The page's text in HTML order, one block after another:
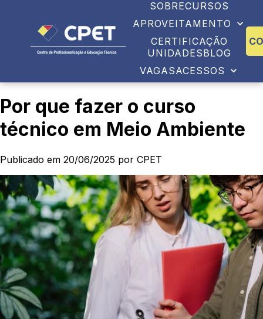
SOBRECURSOS
APROVEITAMENTO
CERTIFICAÇÃO
UNIDADESBLOG
VAGASACESSOS
Por que fazer o curso
técnico em Meio Ambiente
Publicado em 20/06/2025 por CPET